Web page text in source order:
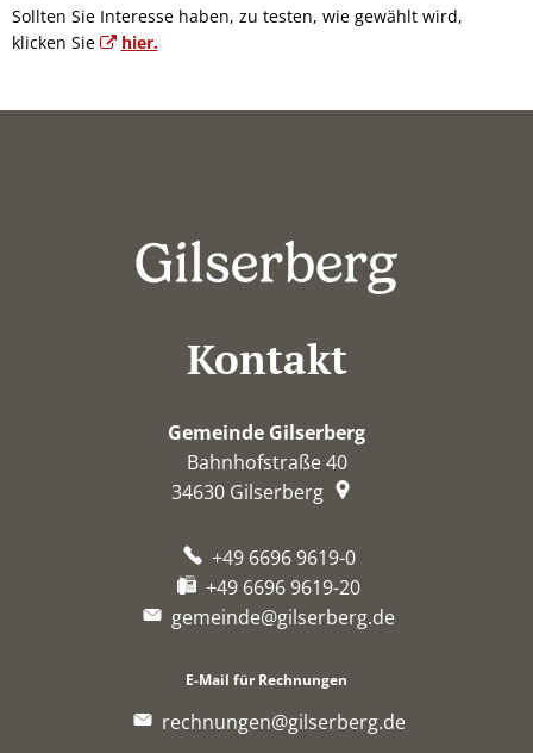
Sollten Sie Interesse haben, zu testen, wie gewählt wird,
klicken Sie
hier.
Kontakt
Gemeinde Gilserberg
Bahnhofstraße 40
34630 Gilserberg
+49 6696 9619-0
+49 6696 9619-20
gemeinde@gilserberg.de
E-Mail für Rechnungen
rechnungen@gilserberg.de